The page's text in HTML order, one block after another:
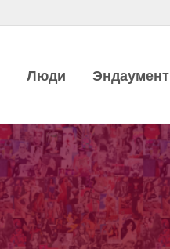
Люди Эндаумент